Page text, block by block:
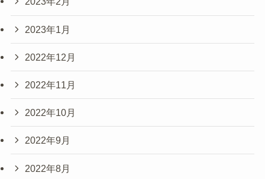
2023年1月
2022年12月
2022年11月
2022年10月
2022年9月
2022年8月